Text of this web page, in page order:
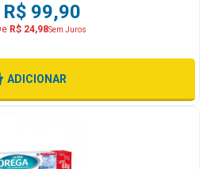
R$ 99,90
R$ 24,98Sem Juros
ADICIONAR